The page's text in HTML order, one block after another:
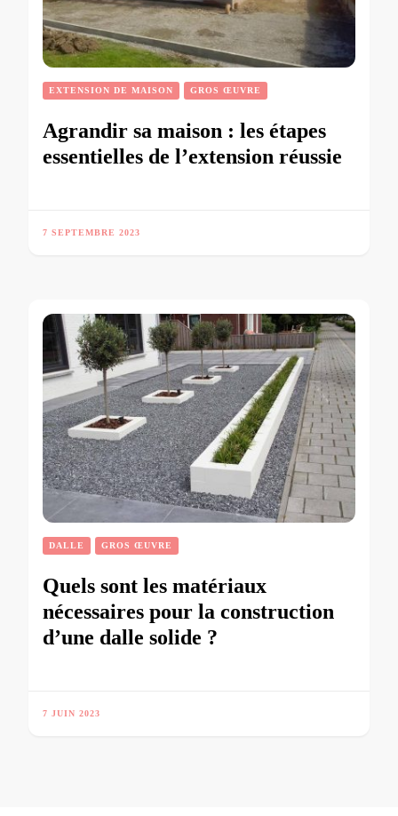
EXTENSION DE MAISON GROS ŒUVRE
Agrandir sa maison : les étapes
essentielles de l’extension réussie
7 SEPTEMBRE 2023
DALLE GROS ŒUVRE
Quels sont les matériaux
nécessaires pour la construction
d’une dalle solide ?
7 JUIN 2023